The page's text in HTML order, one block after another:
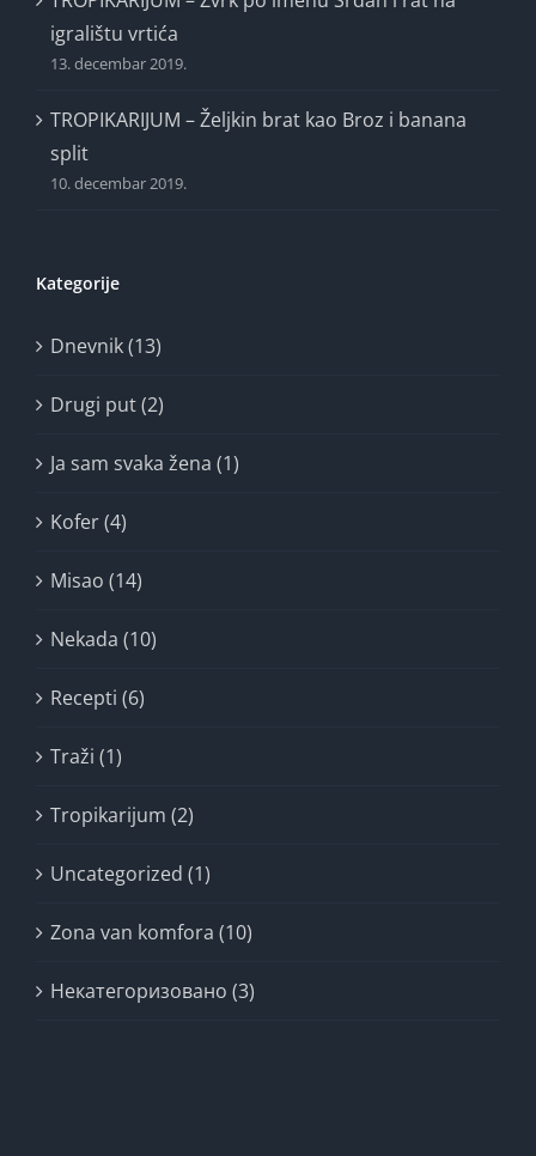
igralištu vrtića
13. decembar 2019.
TROPIKARIJUM – Željkin brat kao Broz i banana
split
10. decembar 2019.
Kategorije
Dnevnik (13)
Drugi put (2)
Ja sam svaka žena (1)
Kofer (4)
Misao (14)
Nekada (10)
Recepti (6)
Traži (1)
Tropikarijum (2)
Uncategorized (1)
Zona van komfora (10)
Некатегоризовано (3)